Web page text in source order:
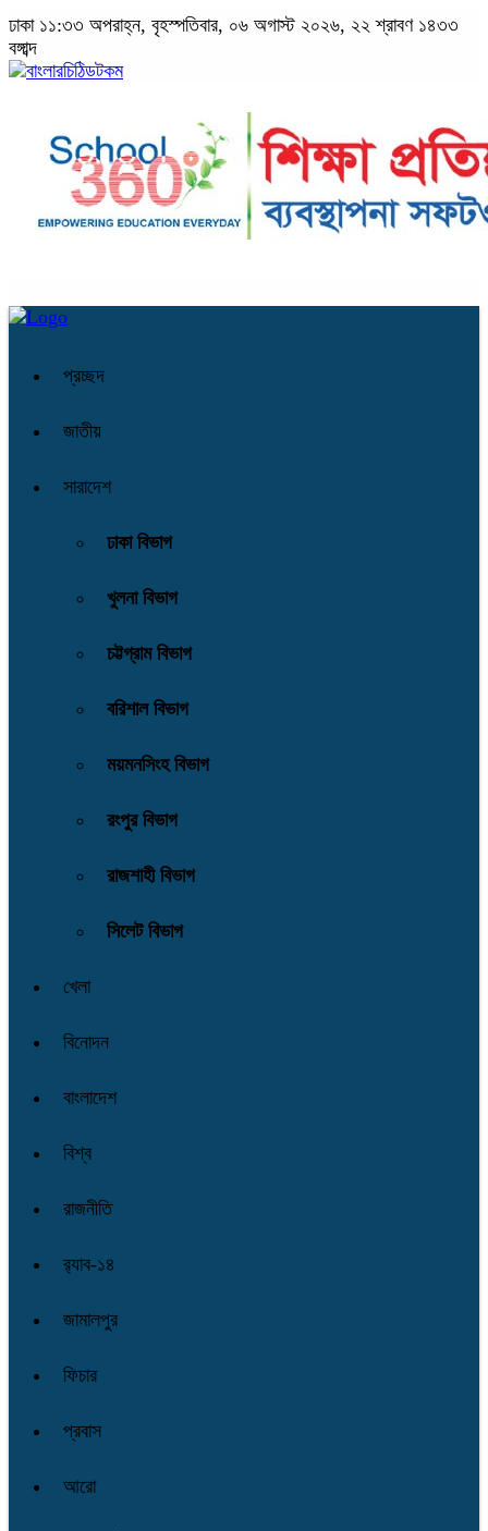
ঢাকা ১১:৩৩ অপরাহ্ন, বৃহস্পতিবার, ০৬ অগাস্ট ২০২৬, ২২ শ্রাবণ ১৪৩৩
বঙ্গাব্দ
প্রচ্ছদ
জাতীয়
সারাদেশ
ঢাকা বিভাগ
খুলনা বিভাগ
চট্টগ্রাম বিভাগ
বরিশাল বিভাগ
ময়মনসিংহ বিভাগ
রংপুর বিভাগ
রাজশাহী বিভাগ
সিলেট বিভাগ
খেলা
বিনোদন
বাংলাদেশ
বিশ্ব
রাজনীতি
র‌্যাব-১৪
জামালপুর
ফিচার
প্রবাস
আরো